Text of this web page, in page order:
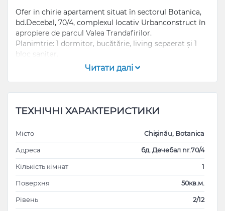
Ofer in chirie apartament situat în sectorul Botanica,
bd.Decebal, 70/4, complexul locativ Urbanconstruct în
apropiere de parcul Valea Trandafirilor.
Planimtrie: 1 dormitor, bucătărie, living sepaerat și 1
bloc sanitar.
Apartamentul este mobilat si dotat cu toata tehnica
Читати далі
ТЕХНІЧНІ ХАРАКТЕРИСТИКИ
Місто Chișinău, Botanica
Адреса бд. Дечебал nr.70/4
Кількість кімнат 1
Поверхня 50кв.м.
Рівень 2/12